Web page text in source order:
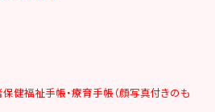
健福祉手帳・療育手帳（顔写真付きのも